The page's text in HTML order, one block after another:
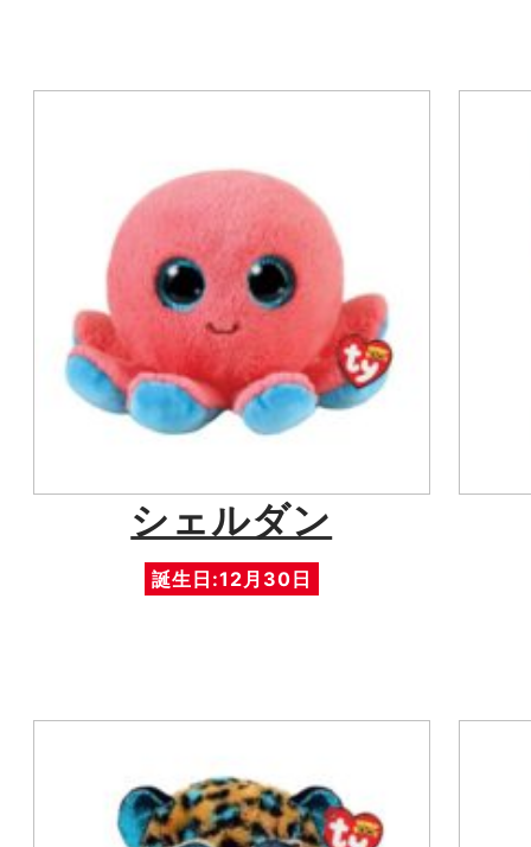
シェルダン
誕生日:12月30日